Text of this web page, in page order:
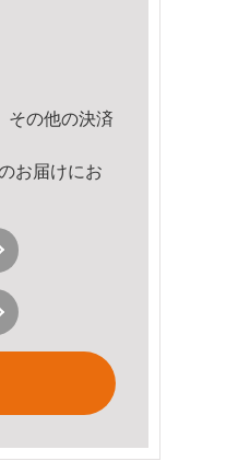
その他の決済
お届けにお